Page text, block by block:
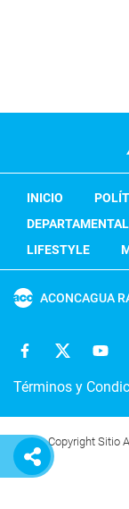
INICIO
LIFESTYLE
ACONCAGUA
Términos y
Copyright Sitio